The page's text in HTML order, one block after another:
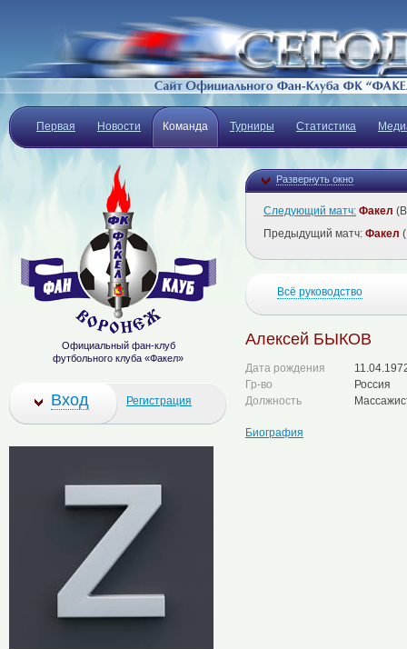
Первая Новости Команда Турниры Статистика
Развернуть окно
Следующий матч: Факел
Предыдущий матч: Факел
Всё руководство
Алексей БЫКОВ
Дата рождения
Гр-во
Россия
Должность
Биография
Официальный фан-клуб
футбольного клуба «Факел»
Вход Регистрация